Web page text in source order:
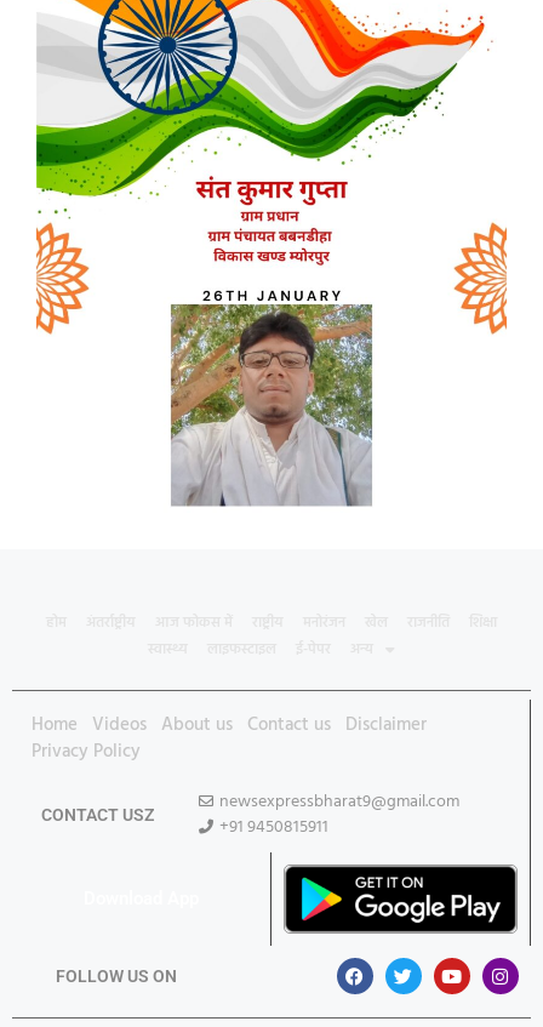
Home Videos About us Contact us Disclaimer
Privacy Policy
CONTACT USZ
newsexpressbharat9@gmail.com
+91 9450815911
FOLLOW US ON